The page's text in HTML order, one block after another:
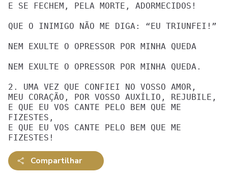
E SE FECHEM, PELA MORTE, ADORMECIDOS!
QUE O INIMIGO NÃO ME DIGA: “EU TRIUNFEI!”
NEM EXULTE O OPRESSOR POR MINHA QUEDA
NEM EXULTE O OPRESSOR POR MINHA QUEDA.
2. UMA VEZ QUE CONFIEI NO VOSSO AMOR,
MEU CORAÇÃO, POR VOSSO AUXÍLIO, REJUBILE,
E QUE EU VOS CANTE PELO BEM QUE ME
FIZESTES,
E QUE EU VOS CANTE PELO BEM QUE ME
FIZESTES!
Compartilhar